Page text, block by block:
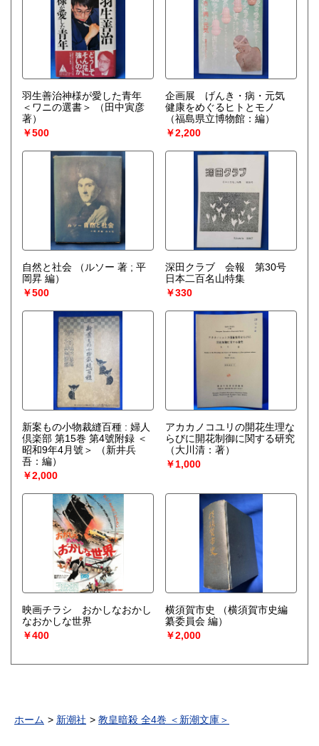
羽生善治神様が愛した青年
＜ワニの選書＞
（田中寅彦
著）
￥500
企画展 げんき・病・元気
健康をめぐるヒトとモノ
（福島県立博物館：編）
￥2,200
自然と社会
（ルソー 著 ; 平
岡昇 編）
￥500
深田クラブ 会報 第30号
日本二百名山特集
￥330
新案もの小物裁縫百種 : 婦人
倶楽部 第15巻 第4號附録 ＜
昭和9年4月號＞
（新井兵
吾：編）
￥2,000
アカカノコユリの開花生理な
らびに開花制御に関する研究
（大川清：著）
￥1,000
映画チラシ おかしなおかし
なおかしな世界
￥400
横須賀市史
（横須賀市史編
纂委員会 編）
￥2,000
ホーム 新潮社 教皇暗殺 全4巻 ＜新潮文庫＞